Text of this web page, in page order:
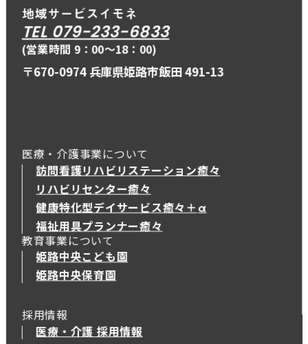
TEL 079-233-6833
(営業時間 9：00〜18：00)
〒670-0974 兵庫県姫路市飯田 491-13
医療・介護事業について
訪問看護リハビリステーション癒々
リハビリセンター癒々
健康特化型デイサービス癒々＋α
健康特化型デイサービス癒々＋
福祉用具プランナー癒々
教育事業について
姫路中央こども園
姫路中央保育園
採用情報
医療・介護 採用情報